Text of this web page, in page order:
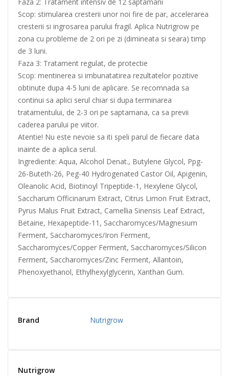
Scop: stimularea cresterii unor noi fire de par, accelerarea
cresterii si ingrosarea parului fragil. Aplica Nutrigrow pe
zona cu probleme de 2 ori pe zi (dimineata si seara) timp
de 3 luni.
Faza 3: Tratament regulat, de protectie
Scop: mentinerea si imbunatatirea rezultatelor pozitive
obtinute dupa 4-5 luni de aplicare. Se recomnada sa
continui sa aplici serul chiar si dupa terminarea
tratamentului, de 2-3 ori pe saptamana, ca sa previi
caderea parului pe viitor.
Atentie! Nu este nevoie sa iti speli parul de fiecare data
inainte de a aplica serul.
Ingrediente: Aqua, Alcohol Denat., Butylene Glycol, Ppg-
26-Buteth-26, Peg-40 Hydrogenated Castor Oil, Apigenin,
Oleanolic Acid, Biotinoyl Tripeptide-1, Hexylene Glycol,
Saccharum Officinarum Extract, Citrus Limon Fruit Extract,
Pyrus Malus Fruit Extract, Camellia Sinensis Leaf Extract,
Betaine, Hexapeptide-11, Saccharomyces/Magnesium
Ferment, Saccharomyces/Iron Ferment,
Saccharomyces/Copper Ferment, Saccharomyces/Silicon
Ferment, Saccharomyces/Zinc Ferment, Allantoin,
Phenoxyethanol, Ethylhexylglycerin, Xanthan Gum.
Brand Nutrigrow
Nutrigrow